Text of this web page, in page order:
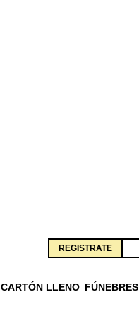
REGISTRATE
CARTÓN LLENO FÚNEBRES